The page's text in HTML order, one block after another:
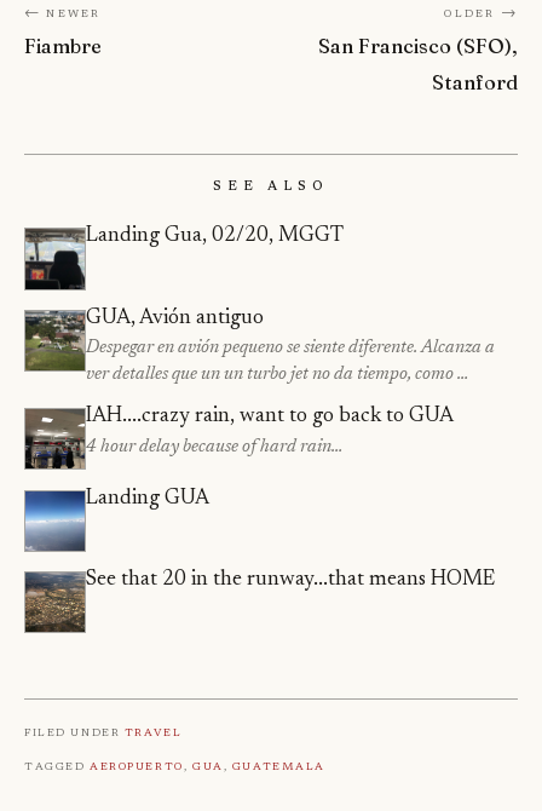
← Newer
Fiambre
Older →
San Francisco (SFO),
Stanford
See Also
Landing Gua, 02/20, MGGT
GUA, Avión antiguo
Despegar en avión pequeno se siente diferente. Alcanza a
ver detalles que un un turbo jet no da tiempo, como …
IAH....crazy rain, want to go back to GUA
4 hour delay because of hard rain…
Landing GUA
See that 20 in the runway...that means HOME
Filed under Travel
TaggedAeropuerto, Gua, Guatemala